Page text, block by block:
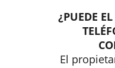
¿PUEDE
El